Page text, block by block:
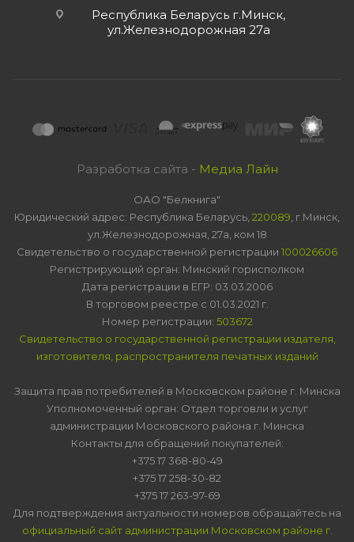
Республика Беларусь г.Минск,
ул.Железнодорожная 27а
Разработка сайта - Медиа Лайн
ОАО "Белкнига"
Юридический адрес: Республика Беларусь, 220089 , г.Минск,
ул.Железнодорожная, 27а, ком 18
Свидетельство о государственной регистрации 100026606
Регистрирующий орган: Минский горисполком
Дата регистрации в ЕГР: 03.03.2006
В торговом реестре с 01.03.2021 г.
Номер регистрации: 503672
Свидетельство о государственной регистрации издателя,
изготовителя, распространителя печатных изданий
Защита прав потребителей в Московском районе г. Минска
Уполномоченный орган: Отдел торговли и услуг
администрации Московского района г. Минска
Контакты для обращений покупателей:
+375 17 368-80-49
+375 17 258-30-82
+375 17 263-97-69
Для подтверждения актуальности номеров обращайтесь на
официальный сайт администрации Московском районе г.